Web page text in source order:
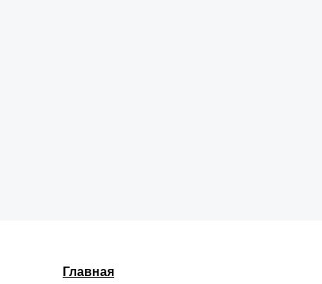
Главная